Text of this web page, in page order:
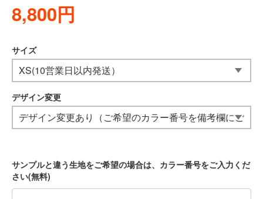
8,800円
サイズ
デザイン変更
サンプルと違う生地をご希望の場合は、カラー番号をご入力くだ
さい(無料)